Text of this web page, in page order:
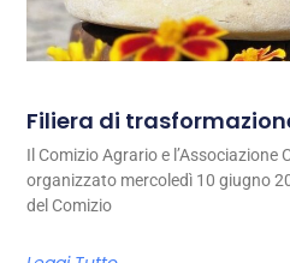
Filiera di
Il Comizio Agrario e
organizzato mercoledì 10 giugno
del Comizio